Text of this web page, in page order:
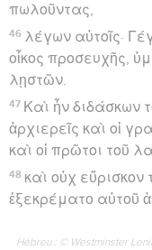
πωλοῦντας,
46 λέγων αὐτοῖς·
οἶκος προσευχῆς,
λῃστῶν.
47 Καὶ ἦν διδάσκων
ἀρχιερεῖς καὶ οἱ
καὶ οἱ πρῶτοι τοῦ
48 καὶ οὐχ
ἐξεκρέματο αὐτοῦ
Hébreu : © Westminster